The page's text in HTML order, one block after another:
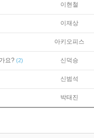
이현철
이재상
아키오피스
요? (2) 신덕승
신범석
박태진